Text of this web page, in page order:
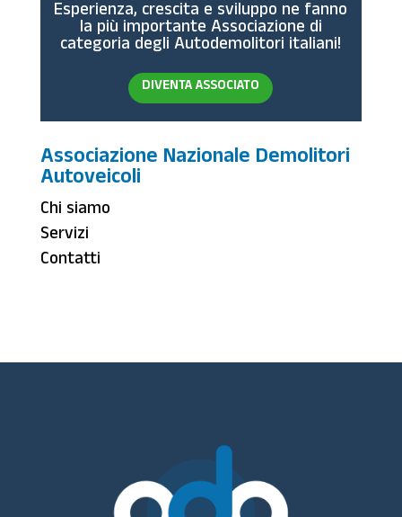
Esperienza, crescita e sviluppo ne fanno
la più importante Associazione di
categoria degli Autodemolitori italiani!
DIVENTA ASSOCIATO
Associazione Nazionale Demolitori
Autoveicoli
Chi siamo
Servizi
Contatti